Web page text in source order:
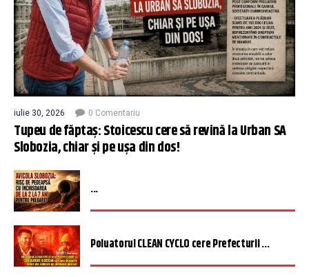
iulie 30, 2026 0 Comentariu
Tupeu de făptaș: Stoicescu cere să revină la Urban SA
Slobozia, chiar și pe ușa din dos!
...
Poluatorul CLEAN CYCLO cere Prefecturii ...